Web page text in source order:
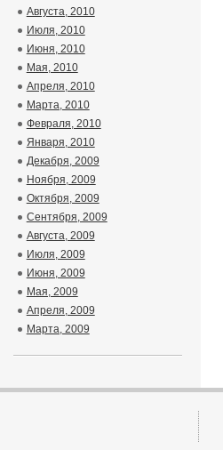
Августа, 2010
Июля, 2010
Июня, 2010
Мая, 2010
Апреля, 2010
Марта, 2010
Февраля, 2010
Января, 2010
Декабря, 2009
Ноября, 2009
Октября, 2009
Сентября, 2009
Августа, 2009
Июля, 2009
Июня, 2009
Мая, 2009
Апреля, 2009
Марта, 2009